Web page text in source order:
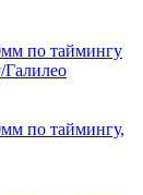
по таймингу
Галилео
по таймингу,